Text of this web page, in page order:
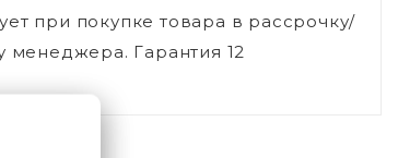
при покупке товара в рассрочку/
менеджера. Гарантия 12